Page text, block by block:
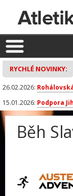
RYCHLÉ NOVINKY:
26.02.2026:
15.01.2026: Podpora
Běh